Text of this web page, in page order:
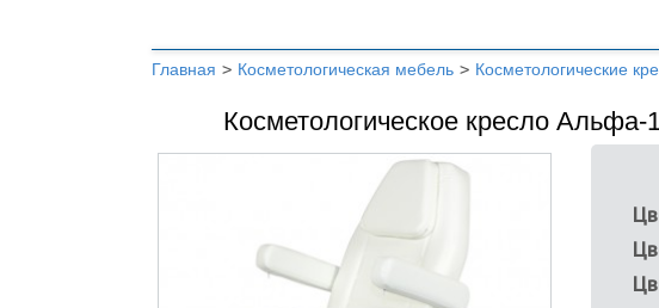
Главная > Косметологическая мебель > Косметологические
Косметологическое кресло Альфа-